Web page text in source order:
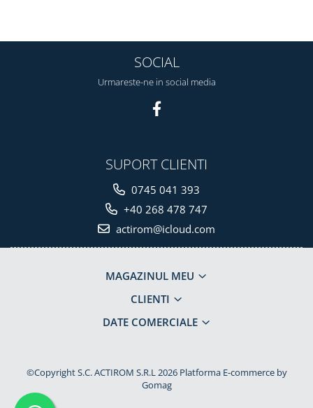
SOCIAL
Urmareste-ne in social media
SUPORT CLIENTI
0745 041 393
+40 268 478 747
actirom@icloud.com
MAGAZINUL MEU
CLIENTI
DATE COMERCIALE
©Copyright S.C. ACTIROM S.R.L 2026 Platforma E-commerce by
Gomag